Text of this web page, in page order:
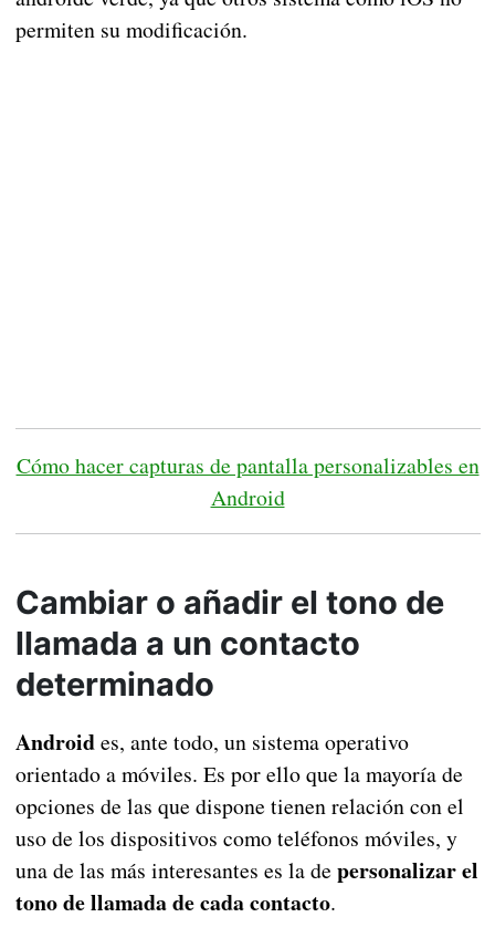
permiten su modificación.
Cómo hacer capturas de pantalla personalizables en
Android
Cambiar o añadir el tono de
llamada a un contacto
determinado
Androides, ante todo, un sistema operativo
orientado a móviles. Es por ello que la mayoría de
opciones de las que dispone tienen relación con el
uso de los dispositivos como teléfonos móviles, y
una de las más interesantes es la de personalizar el
tono de llamada de cada contacto.